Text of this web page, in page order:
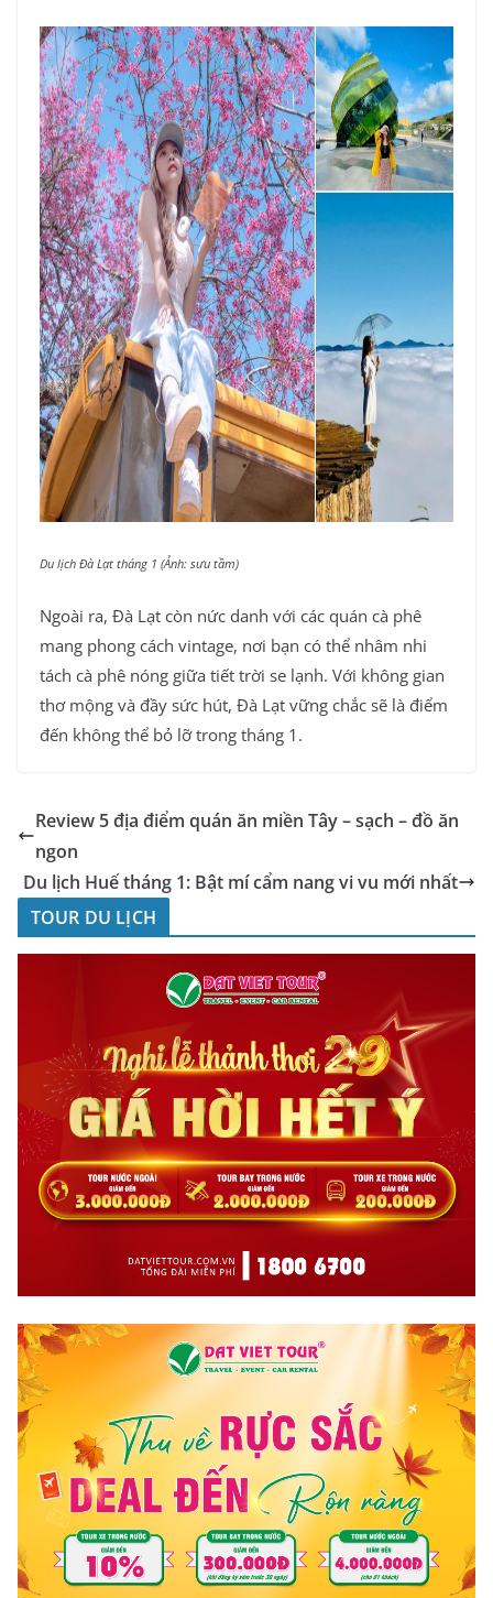
Du lịch Đà Lạt tháng 1 (Ảnh: sưu tầm)
Ngoài ra, Đà Lạt còn nức danh với các quán cà phê
mang phong cách vintage, nơi bạn có thể nhâm nhi
tách cà phê nóng giữa tiết trời se lạnh. Với không gian
thơ mộng và đầy sức hút, Đà Lạt vững chắc sẽ là điểm
đến không thể bỏ lỡ trong tháng 1.
Review 5 địa điểm quán ăn miền Tây – sạch – đồ ăn
ngon
Du lịch Huế tháng 1: Bật mí cẩm nang vi vu mới nhất
TOUR DU LỊCH